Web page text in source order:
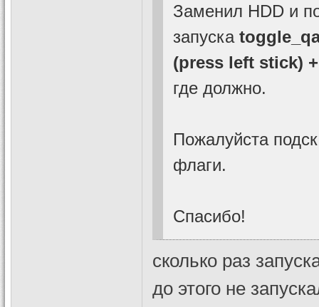
Заменил HDD и
запуска
(press left stick)
где должно.
Пожалуйста
флаги.
Спасибо!
сколько раз
до этого не